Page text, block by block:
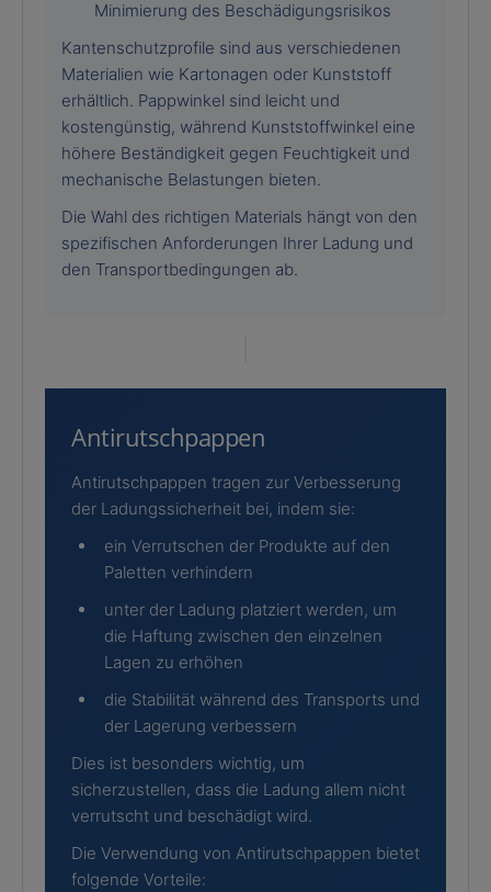
Minimierung des Beschädigungsrisikos
Kantenschutzprofile sind aus verschiedenen
Materialien wie Kartonagen oder Kunststoff
erhältlich. Pappwinkel sind leicht und
kostengünstig, während Kunststoffwinkel eine
höhere Beständigkeit gegen Feuchtigkeit und
mechanische Belastungen bieten.
Die Wahl des richtigen Materials hängt von den
spezifischen Anforderungen Ihrer Ladung und
den Transportbedingungen ab.
Antirutschpappen
Antirutschpappen tragen zur Verbesserung
der Ladungssicherheit bei, indem sie:
ein Verrutschen der Produkte auf den
Paletten verhindern
unter der Ladung platziert werden, um
die Haftung zwischen den einzelnen
Lagen zu erhöhen
die Stabilität während des Transports und
der Lagerung verbessern
Dies ist besonders wichtig, um
sicherzustellen, dass die Ladung allem nicht
verrutscht und beschädigt wird.
Die Verwendung von Antirutschpappen bietet
folgende Vorteile: